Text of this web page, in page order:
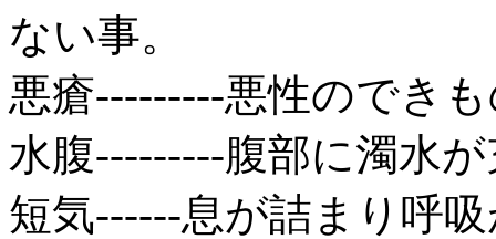
ない事。
悪瘡---------悪性のでき
水腹---------腹部に濁水
短気------息が詰まり呼